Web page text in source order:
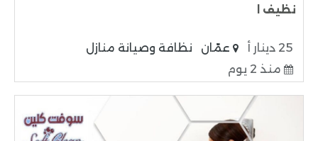
نظيف ا
25 دينار أ عمّان
نظافة وصيانة منازل
منذ 2 يوم